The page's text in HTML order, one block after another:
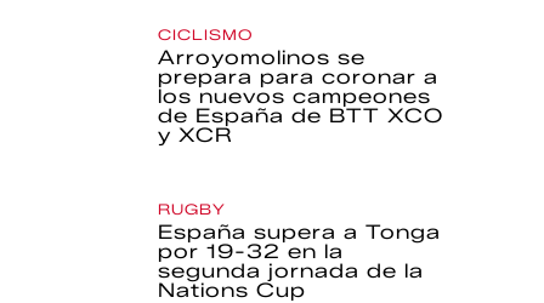
CICLISMO
Arroyomolinos se
prepara para coronar a
los nuevos campeones
de España de BTT XCO
y XCR
RUGBY
España supera a Tonga
por 19-32 en la
segunda jornada de la
Nations Cup